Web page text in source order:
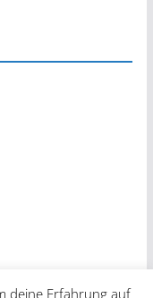
deine Erfahrung auf